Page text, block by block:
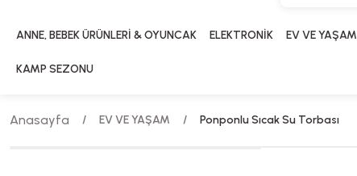
ANNE, BEBEK ÜRÜNLERİ & OYUNCAK ELEKTRONİK EV VE YAŞAM
KAMP SEZONU
Anasayfa EV VE YAŞAM Ponponlu Sıcak Su Torbası